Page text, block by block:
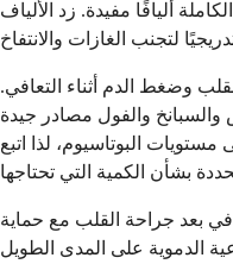
أليافًا مفيدة. زد الألياف
وضغط الدم أثناء التعافي.
والسبانخ والفول مصادر جيدة
البوتاسيوم، لذا اتبع
بعد جراحة القلب مع حماية